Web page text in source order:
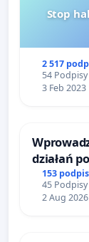
Stop
2 517
54
3 Feb 2023
działań
153
45
2 Aug 2026